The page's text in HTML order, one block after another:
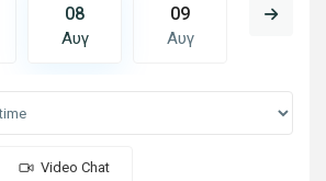
08
Αυγ
09
Αυγ
10
Video Chat